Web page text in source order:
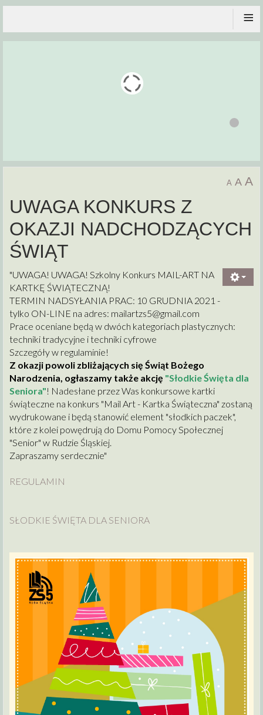
≡
A A A
UWAGA KONKURS Z
OKAZJI NADCHODZĄCYCH
ŚWIĄT
"UWAGA! UWAGA! Szkolny Konkurs MAIL-ART NA
KARTKĘ ŚWIĄTECZNĄ!
TERMIN NADSYŁANIA PRAC: 10 GRUDNIA 2021 -
tylko ON-LINE na adres: mailartzs5@gmail.com
Prace oceniane będą w dwóch kategoriach plastycznych:
techniki tradycyjne i techniki cyfrowe
Szczegóły w regulaminie!
Z okazji powoli zbliżających się Świąt Bożego
Narodzenia, ogłaszamy także akcję "Słodkie Święta dla
Seniora"! Nadesłane przez Was konkursowe kartki
świąteczne na konkurs "Mail Art - Kartka Świąteczna" zostaną
wydrukowane i będą stanowić element "słodkich paczek",
które z kolei powędrują do Domu Pomocy Społecznej
"Senior" w Rudzie Śląskiej.
Zapraszamy serdecznie"
REGULAMIN
SŁODKIE ŚWIĘTA DLA SENIORA